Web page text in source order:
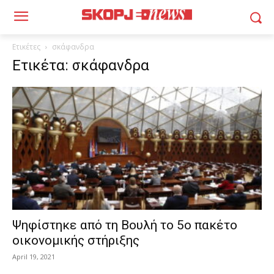
Ετικέτες σκάφανδρα
Ετικέτα: σκάφανδρα
Ψηφίστηκε από τη Βουλή το 5ο πακέτο
οικονομικής στήριξης
April 19, 2021